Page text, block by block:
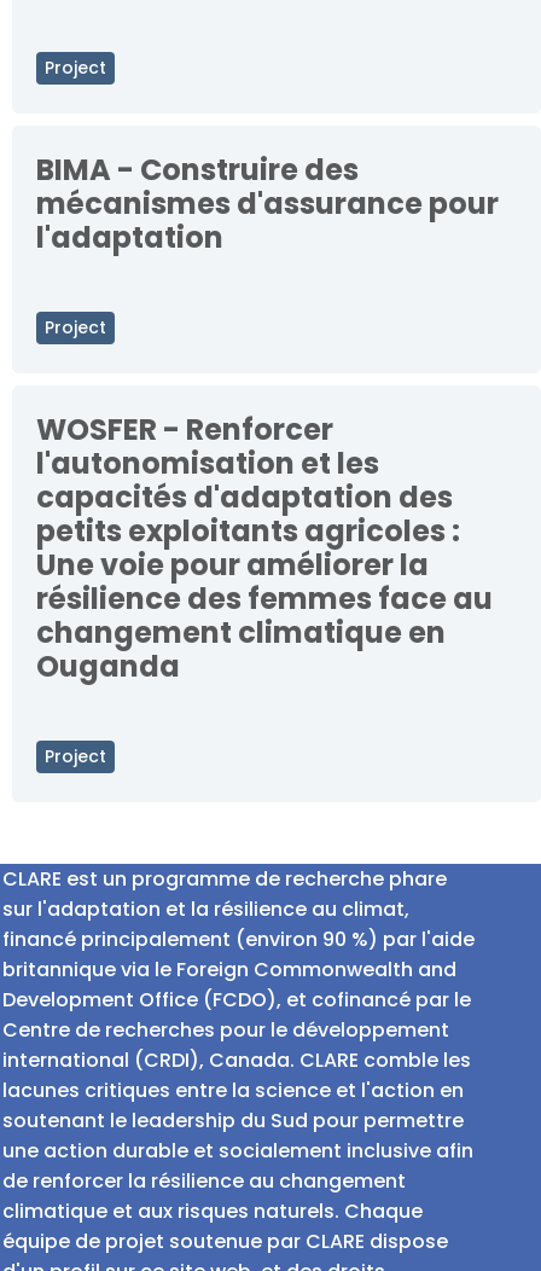
Project
Project
BIMA - Construire des
mécanismes d'assurance pour
l'adaptation
Project
WOSFER - Renforcer
l'autonomisation et les
capacités d'adaptation des
petits exploitants agricoles :
Une voie pour améliorer la
résilience des femmes face au
changement climatique en
Ouganda
CLARE est un programme de recherche phare
sur l'adaptation et la résilience au climat,
financé principalement (environ 90 %) par l'aide
britannique via le Foreign Commonwealth and
Development Office (FCDO), et cofinancé par le
Centre de recherches pour le développement
international (CRDI), Canada. CLARE comble les
lacunes critiques entre la science et l'action en
soutenant le leadership du Sud pour permettre
une action durable et socialement inclusive afin
de renforcer la résilience au changement
climatique et aux risques naturels. Chaque
équipe de projet soutenue par CLARE dispose